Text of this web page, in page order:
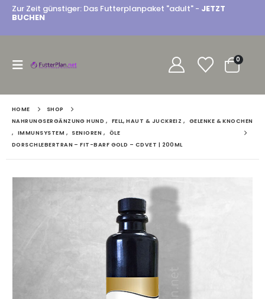
Zur Zeit günstiger: Das Futterplanpaket "adult" - JETZT
BUCHEN
0
HOME
SHOP
NAHRUNGSERGÄNZUNG HUND , FELL, HAUT & JUCKREIZ ,
GELENKE & KNOCHEN
,
IMMUNSYSTEM , SENIOREN ,
ÖLE
DORSCHLEBERTRAN – FIT-BARF GOLD – CDVET | 200ML